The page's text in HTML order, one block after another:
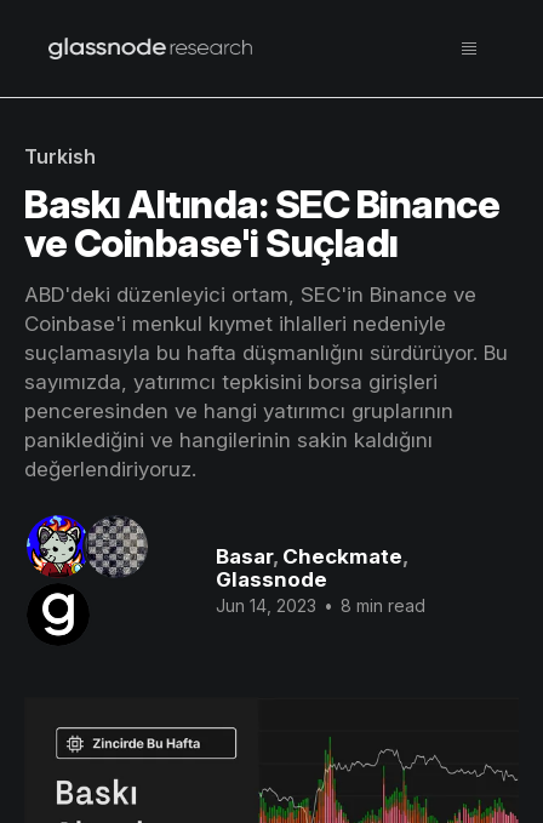
Turkish
Baskı Altında: SEC Binance
ve Coinbase'i Suçladı
ABD'deki düzenleyici ortam, SEC'in Binance ve
Coinbase'i menkul kıymet ihlalleri nedeniyle
suçlamasıyla bu hafta düşmanlığını sürdürüyor. Bu
sayımızda, yatırımcı tepkisini borsa girişleri
penceresinden ve hangi yatırımcı gruplarının
paniklediğini ve hangilerinin sakin kaldığını
değerlendiriyoruz.
Basar, Checkmate,
Glassnode
Jun 14, 2023 • 8 min read